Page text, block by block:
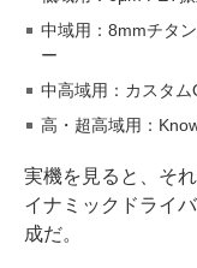
中域用：8mmチタ
ー
中高域用：カスタム
高・超高域用：
実機を見ると、そ
イナミックドライ
成だ。